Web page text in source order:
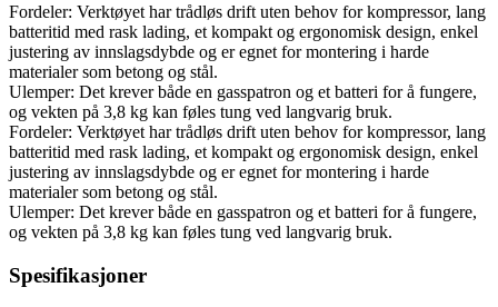
Fordeler: Verktøyet har trådløs drift uten behov for kompressor, lang
batteritid med rask lading, et kompakt og ergonomisk design, enkel
justering av innslagsdybde og er egnet for montering i harde
materialer som betong og stål.
Ulemper: Det krever både en gasspatron og et batteri for å fungere,
og vekten på 3,8 kg kan føles tung ved langvarig bruk.
Fordeler: Verktøyet har trådløs drift uten behov for kompressor, lang
batteritid med rask lading, et kompakt og ergonomisk design, enkel
justering av innslagsdybde og er egnet for montering i harde
materialer som betong og stål.
Ulemper: Det krever både en gasspatron og et batteri for å fungere,
og vekten på 3,8 kg kan føles tung ved langvarig bruk.
Spesifikasjoner